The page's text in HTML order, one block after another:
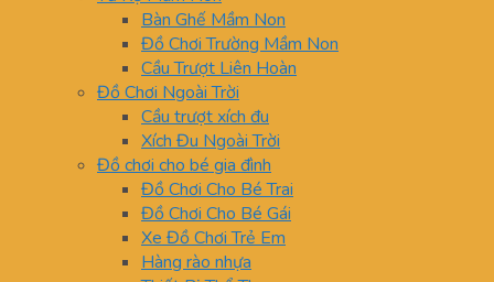
Bàn Ghế Mầm Non
Đồ Chơi Trường Mầm Non
Cầu Trượt Liên Hoàn
Đồ Chơi Ngoài Trời
Cầu trượt xích đu
Xích Đu Ngoài Trời
Đồ chơi cho bé gia đình
Đồ Chơi Cho Bé Trai
Đồ Chơi Cho Bé Gái
Xe Đồ Chơi Trẻ Em
Hàng rào nhựa